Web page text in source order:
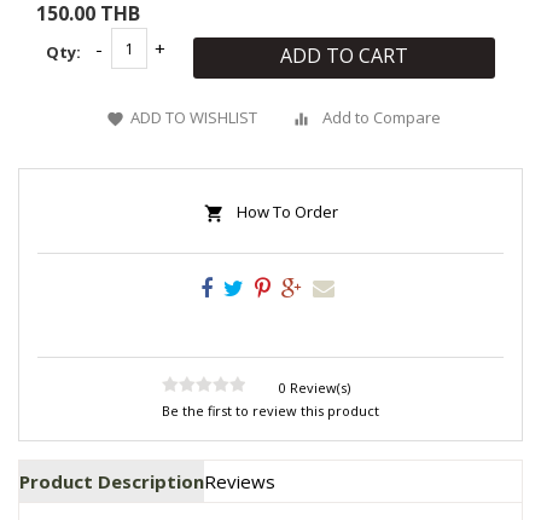
150.00 THB
Qty: ADD TO CART
ADD TO WISHLIST Add to Compare
How To Order
0 Review(s)
Be the first to review this product
Product DescriptionReviews